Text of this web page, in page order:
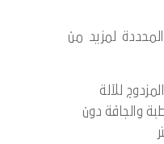
لمزيد من
للآلة
والجافة دون